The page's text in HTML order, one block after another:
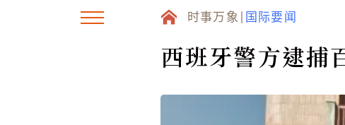
时事万象 国际要闻
西班牙警方逮捕